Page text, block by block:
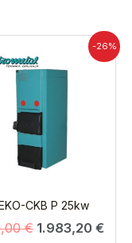
-26%
CKB P 25kw
€
cijena
2.680,00 €.
1.983,20 €